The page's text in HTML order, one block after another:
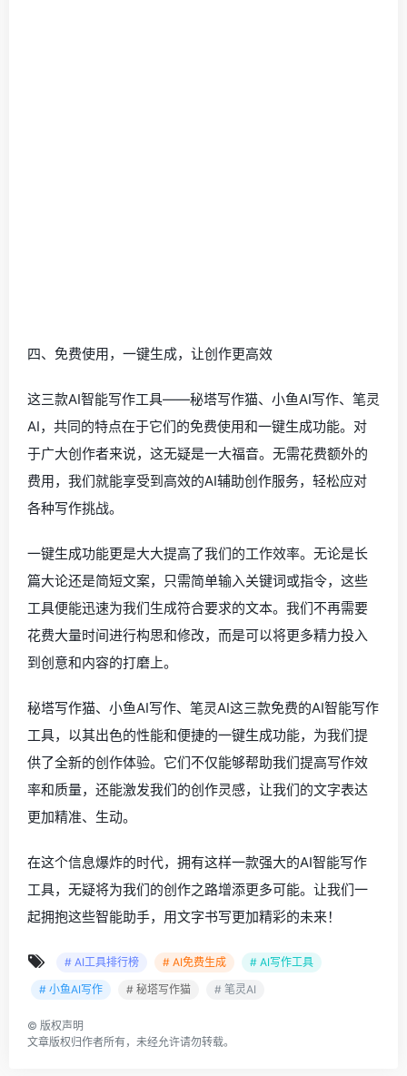
四、免费使用，一键生成，让创作更高效
这三款AI智能写作工具——秘塔写作猫、小鱼AI写作、笔灵
AI，共同的特点在于它们的免费使用和一键生成功能。对
于广大创作者来说，这无疑是一大福音。无需花费额外的
费用，我们就能享受到高效的AI辅助创作服务，轻松应对
各种写作挑战。
一键生成功能更是大大提高了我们的工作效率。无论是长
篇大论还是简短文案，只需简单输入关键词或指令，这些
工具便能迅速为我们生成符合要求的文本。我们不再需要
花费大量时间进行构思和修改，而是可以将更多精力投入
到创意和内容的打磨上。
秘塔写作猫、小鱼AI写作、笔灵AI这三款免费的AI智能写作
工具，以其出色的性能和便捷的一键生成功能，为我们提
供了全新的创作体验。它们不仅能够帮助我们提高写作效
率和质量，还能激发我们的创作灵感，让我们的文字表达
更加精准、生动。
在这个信息爆炸的时代，拥有这样一款强大的AI智能写作
工具，无疑将为我们的创作之路增添更多可能。让我们一
起拥抱这些智能助手，用文字书写更加精彩的未来！
# AI工具排行榜 # AI免费生成
# AI写作工具
# 小鱼AI写作
# 秘塔写作猫 # 笔灵AI
© 版权声明
文章版权归作者所有，未经允许请勿转载。